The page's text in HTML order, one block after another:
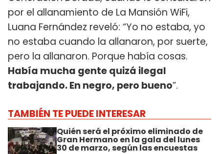
por el allanamiento de La Mansión WiFi,
Luana Fernández reveló: “Yo no estaba, yo
no estaba cuando la allanaron, por suerte,
pero la allanaron. Porque había cosas.
Había mucha gente quizá ilegal
trabajando. En negro, pero bueno”.
TAMBIÉN TE PUEDE INTERESAR
Quién será el próximo eliminado de
Gran Hermano en la gala del lunes
30 de marzo, según las encuestas